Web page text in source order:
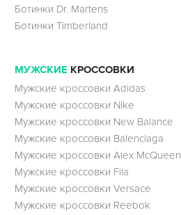
Ботинки Dr. Martens
Ботинки Timberland
МУЖСКИЕ КРОССОВКИ
Мужские кроссовки Adidas
Мужские кроссовки Nike
Мужские кроссовки New Balance
Мужские кроссовки Balenciaga
Мужские кроссовки Alex McQueen
Мужские кроссовки Fila
Мужские кроссовки Versace
Мужские кроссовки Reebok